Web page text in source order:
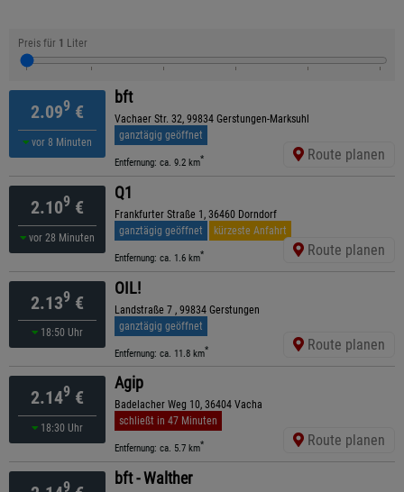
Preis für 1 Liter
2.099 €
vor 8 Minuten
bft
Vachaer Str. 32, 99834 Gerstungen-Marksuhl
ganztägig geöffnet
Entfernung: ca. 9.2 km* Route planen
2.109 €
vor 28 Minuten
Q1
Frankfurter Straße 1, 36460 Dorndorf
ganztägig geöffnet
kürzeste Anfahrt
Entfernung: ca. 1.6 km* Route planen
2.139 €
18:50 Uhr
OIL!
Landstraße 7 , 99834 Gerstungen
ganztägig geöffnet
Entfernung: ca. 11.8 km* Route planen
2.149 €
18:30 Uhr
Agip
Badelacher Weg 10, 36404 Vacha
schließt in 47 Minuten
Entfernung: ca. 5.7 km* Route planen
9 bft - Walther